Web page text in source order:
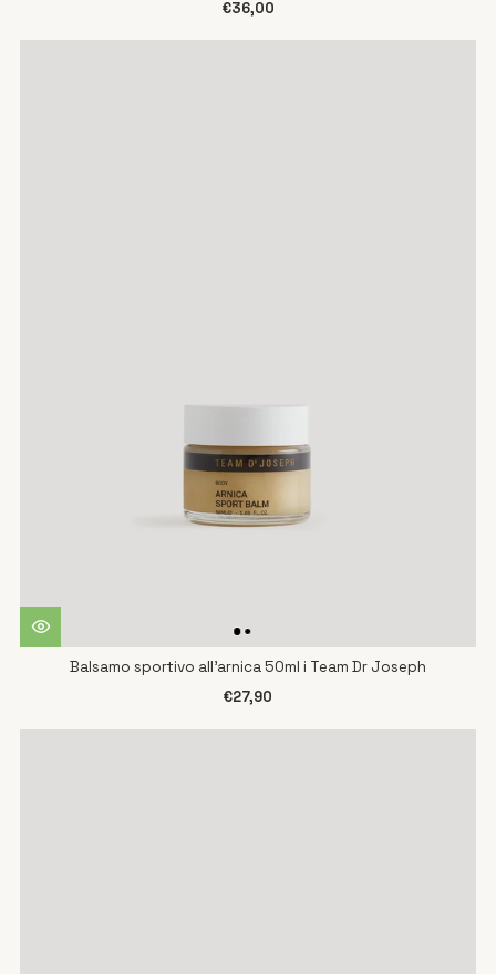
€36,00
Balsamo sportivo all'arnica 50ml i Team Dr Joseph
€27,90